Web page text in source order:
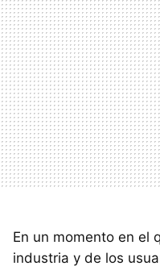
En un momento en el
industria y de los